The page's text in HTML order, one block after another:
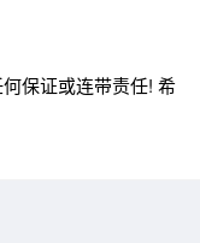
保证或连带责任! 希